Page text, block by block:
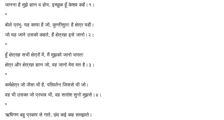
जानना है मुझे ज्ञान व ज्ञेय, इच्छुक हूँ केशव कहें।१।
*
बोले प्रभु- यह काया है जो, कुन्तीसुत! है क्षेत्र यही।
जो यह जाने उसको कहते, हैं क्षेत्रज्ञ इसे जानो।२।
*
हूँ क्षेत्रज्ञ सभी क्षेत्रों में, मैं मुझको जानो भारत!
क्षेत्र और क्षेत्रज्ञ ज्ञान जो, वह जानो मेरा मत है।३।
*
कर्मक्षेत्र जो जैसा भी है, परिवर्तन जिससे भी जो।
वह भी उसका जो प्रभाव भी, वह सारांश सुनो मुझसे।४।
*
ऋषिगण बहु प्रकार से गाते, छंद कई कह समझाते।